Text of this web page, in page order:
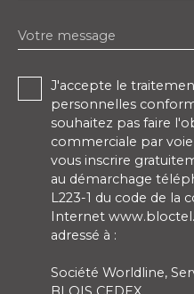
Votre message
J'accepte le
personnelles
souhaitez pas faire
commerciale par
vous inscrire
au démarchage
L223-1 du code de la
Internet
adressé à :
Société Worldline,